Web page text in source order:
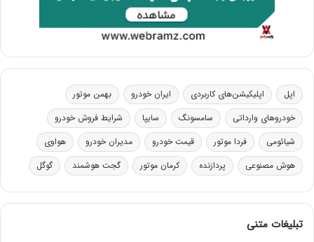
اپل اپلیکیشن‌های کاربردی ایران خودرو
بهمن موتور
خودروهای وارداتی
سامسونگ سایپا
شرایط فروش خودرو
شیائومی
فردا موتور قیمت خودرو مدیران خودرو
هواوی
هوش مصنوعی
پردازنده کرمان موتور گجت هوشمند گوگل
تبلیغات متنی